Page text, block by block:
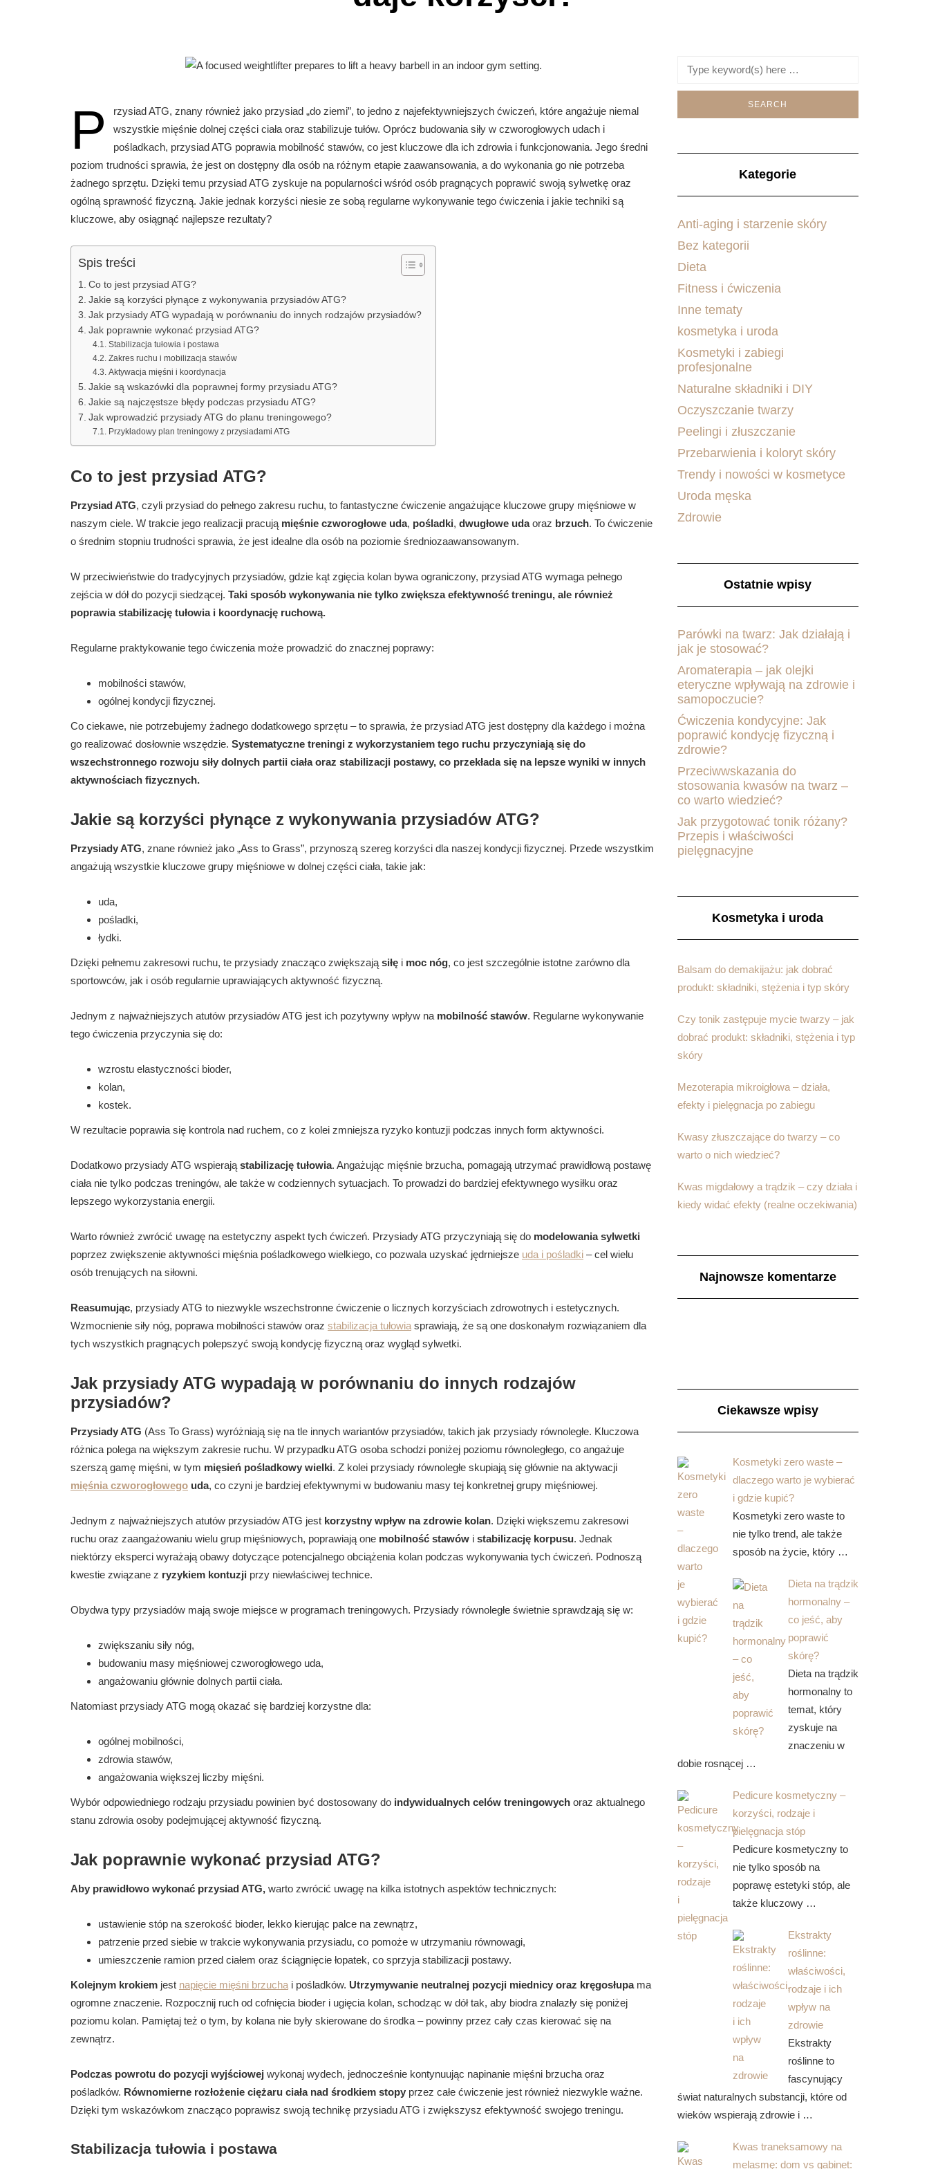
P
rzysiad ATG, znany również jako przysiad „do ziemi”, to jedno z najefektywniejszych ćwiczeń, które angażuje niemal
wszystkie mięśnie dolnej części ciała oraz stabilizuje tułów. Oprócz budowania siły w czworogłowych udach i
pośladkach, przysiad ATG poprawia mobilność stawów, co jest kluczowe dla ich zdrowia i funkcjonowania. Jego średni
poziom trudności sprawia, że jest on dostępny dla osób na różnym etapie zaawansowania, a do wykonania go nie potrzeba
żadnego sprzętu. Dzięki temu przysiad ATG zyskuje na popularności wśród osób pragnących poprawić swoją sylwetkę oraz
ogólną sprawność fizyczną. Jakie jednak korzyści niesie ze sobą regularne wykonywanie tego ćwiczenia i jakie techniki są
kluczowe, aby osiągnąć najlepsze rezultaty?
Spis treści
Co to jest przysiad ATG?
Jakie są korzyści płynące z wykonywania przysiadów ATG?
Jak przysiady ATG wypadają w porównaniu do innych rodzajów przysiadów?
Jak poprawnie wykonać przysiad ATG?
Stabilizacja tułowia i postawa
Zakres ruchu i mobilizacja stawów
Aktywacja mięśni i koordynacja
Jakie są wskazówki dla poprawnej formy przysiadu ATG?
Jakie są najczęstsze błędy podczas przysiadu ATG?
Jak wprowadzić przysiady ATG do planu treningowego?
Przykładowy plan treningowy z przysiadami ATG
Co to jest przysiad ATG?
Przysiad ATG, czyli przysiad do pełnego zakresu ruchu, to fantastyczne ćwiczenie angażujące kluczowe grupy mięśniowe w
naszym ciele. W trakcie jego realizacji pracują mięśnie czworogłowe uda, pośladki, dwugłowe udaoraz brzuch. To ćwiczenie
o średnim stopniu trudności sprawia, że jest idealne dla osób na poziomie średniozaawansowanym.
W przeciwieństwie do tradycyjnych przysiadów, gdzie kąt zgięcia kolan bywa ograniczony, przysiad ATG wymaga pełnego
zejścia w dół do pozycji siedzącej. Taki sposób wykonywania nie tylko zwiększa efektywność treningu, ale również
poprawia stabilizację tułowia i koordynację ruchową.
Regularne praktykowanie tego ćwiczenia może prowadzić do znacznej poprawy:
mobilności stawów,
ogólnej kondycji fizycznej.
Co ciekawe, nie potrzebujemy żadnego dodatkowego sprzętu – to sprawia, że przysiad ATG jest dostępny dla każdego i można
go realizować dosłownie wszędzie. Systematyczne treningi z wykorzystaniem tego ruchu przyczyniają się do
wszechstronnego rozwoju siły dolnych partii ciała oraz stabilizacji postawy, co przekłada się na lepsze wyniki w innych
aktywnościach fizycznych.
Jakie są korzyści płynące z wykonywania przysiadów ATG?
Przysiady ATG, znane również jako „Ass to Grass”, przynoszą szereg korzyści dla naszej kondycji fizycznej. Przede wszystkim
angażują wszystkie kluczowe grupy mięśniowe w dolnej części ciała, takie jak:
uda,
pośladki,
łydki.
Dzięki pełnemu zakresowi ruchu, te przysiady znacząco zwiększają siłę i moc nóg, co jest szczególnie istotne zarówno dla
sportowców, jak i osób regularnie uprawiających aktywność fizyczną.
Jednym z najważniejszych atutów przysiadów ATG jest ich pozytywny wpływ na mobilność stawów. Regularne wykonywanie
tego ćwiczenia przyczynia się do:
wzrostu elastyczności bioder,
kolan,
kostek.
W rezultacie poprawia się kontrola nad ruchem, co z kolei zmniejsza ryzyko kontuzji podczas innych form aktywności.
Dodatkowo przysiady ATG wspierają stabilizację tułowia. Angażując mięśnie brzucha, pomagają utrzymać prawidłową postawę
ciała nie tylko podczas treningów, ale także w codziennych sytuacjach. To prowadzi do bardziej efektywnego wysiłku oraz
lepszego wykorzystania energii.
Warto również zwrócić uwagę na estetyczny aspekt tych ćwiczeń. Przysiady ATG przyczyniają się do modelowania sylwetki
poprzez zwiększenie aktywności mięśnia pośladkowego wielkiego, co pozwala uzyskać jędrniejsze uda i pośladki – cel wielu
osób trenujących na siłowni.
Reasumując, przysiady ATG to niezwykle wszechstronne ćwiczenie o licznych korzyściach zdrowotnych i estetycznych.
Wzmocnienie siły nóg, poprawa mobilności stawów oraz stabilizacja tułowia sprawiają, że są one doskonałym rozwiązaniem dla
tych wszystkich pragnących polepszyć swoją kondycję fizyczną oraz wygląd sylwetki.
Jak przysiady ATG wypadają w porównaniu do innych rodzajów
przysiadów?
Przysiady ATG (Ass To Grass) wyróżniają się na tle innych wariantów przysiadów, takich jak przysiady równoległe. Kluczowa
różnica polega na większym zakresie ruchu. W przypadku ATG osoba schodzi poniżej poziomu równoległego, co angażuje
szerszą gamę mięśni, w tym mięsień pośladkowy wielki. Z kolei przysiady równoległe skupiają się głównie na aktywacji
mięśnia czworogłowego uda, co czyni je bardziej efektywnymi w budowaniu masy tej konkretnej grupy mięśniowej.
Jednym z najważniejszych atutów przysiadów ATG jest korzystny wpływ na zdrowie kolan. Dzięki większemu zakresowi
ruchu oraz zaangażowaniu wielu grup mięśniowych, poprawiają one mobilność stawów i stabilizację korpusu. Jednak
niektórzy eksperci wyrażają obawy dotyczące potencjalnego obciążenia kolan podczas wykonywania tych ćwiczeń. Podnoszą
kwestie związane z ryzykiem kontuzji przy niewłaściwej technice.
Obydwa typy przysiadów mają swoje miejsce w programach treningowych. Przysiady równoległe świetnie sprawdzają się w:
zwiększaniu siły nóg,
budowaniu masy mięśniowej czworogłowego uda,
angażowaniu głównie dolnych partii ciała.
Natomiast przysiady ATG mogą okazać się bardziej korzystne dla:
ogólnej mobilności,
zdrowia stawów,
angażowania większej liczby mięśni.
Wybór odpowiedniego rodzaju przysiadu powinien być dostosowany do indywidualnych celów treningowych oraz aktualnego
stanu zdrowia osoby podejmującej aktywność fizyczną.
Jak poprawnie wykonać przysiad ATG?
Aby prawidłowo wykonać przysiad ATG, warto zwrócić uwagę na kilka istotnych aspektów technicznych:
ustawienie stóp na szerokość bioder, lekko kierując palce na zewnątrz,
patrzenie przed siebie w trakcie wykonywania przysiadu, co pomoże w utrzymaniu równowagi,
umieszczenie ramion przed ciałem oraz ściągnięcie łopatek, co sprzyja stabilizacji postawy.
Kolejnym krokiem jest napięcie mięśni brzucha i pośladków. Utrzymywanie neutralnej pozycji miednicy oraz kręgosłupama
ogromne znaczenie. Rozpocznij ruch od cofnięcia bioder i ugięcia kolan, schodząc w dół tak, aby biodra znalazły się poniżej
poziomu kolan. Pamiętaj też o tym, by kolana nie były skierowane do środka – powinny przez cały czas kierować się na
zewnątrz.
Podczas powrotu do pozycji wyjściowej wykonaj wydech, jednocześnie kontynuując napinanie mięśni brzucha oraz
pośladków. Równomierne rozłożenie ciężaru ciała nad środkiem stopy przez całe ćwiczenie jest również niezwykle ważne.
Dzięki tym wskazówkom znacząco poprawisz swoją technikę przysiadu ATG i zwiększysz efektywność swojego treningu.
Stabilizacja tułowia i postawa
Kategorie
Anti-aging i starzenie skóry
Bez kategorii
Dieta
Fitness i ćwiczenia
Inne tematy
kosmetyka i uroda
Kosmetyki i zabiegi
profesjonalne
Naturalne składniki i DIY
Oczyszczanie twarzy
Peelingi i złuszczanie
Przebarwienia i koloryt skóry
Trendy i nowości w kosmetyce
Uroda męska
Zdrowie
Ostatnie wpisy
Parówki na twarz: Jak działają i
jak je stosować?
Aromaterapia – jak olejki
eteryczne wpływają na zdrowie i
samopoczucie?
Ćwiczenia kondycyjne: Jak
poprawić kondycję fizyczną i
zdrowie?
Przeciwwskazania do
stosowania kwasów na twarz –
co warto wiedzieć?
Jak przygotować tonik różany?
Przepis i właściwości
pielęgnacyjne
Kosmetyka i uroda
Balsam do demakijażu: jak dobrać
produkt: składniki, stężenia i typ skóry
Czy tonik zastępuje mycie twarzy – jak
dobrać produkt: składniki, stężenia i typ
skóry
Mezoterapia mikroigłowa – działa,
efekty i pielęgnacja po zabiegu
Kwasy złuszczające do twarzy – co
warto o nich wiedzieć?
Kwas migdałowy a trądzik – czy działa i
kiedy widać efekty (realne oczekiwania)
Najnowsze komentarze
Ciekawsze wpisy
Kosmetyki zero waste –
dlaczego warto je wybierać
i gdzie kupić?
Kosmetyki zero waste to
nie tylko trend, ale także
sposób na życie, który …
Dieta na trądzik
hormonalny –
co jeść, aby
poprawić
skórę?
Dieta na trądzik
hormonalny to
temat, który
zyskuje na
znaczeniu w
dobie rosnącej …
Pedicure kosmetyczny –
korzyści, rodzaje i
pielęgnacja stóp
Pedicure kosmetyczny to
nie tylko sposób na
poprawę estetyki stóp, ale
także kluczowy …
Ekstrakty
roślinne:
właściwości,
rodzaje i ich
wpływ na
zdrowie
Ekstrakty
roślinne to
fascynujący
świat naturalnych substancji, które od
wieków wspierają zdrowie i …
Kwas traneksamowy na
melasmę: dom vs gabinet: